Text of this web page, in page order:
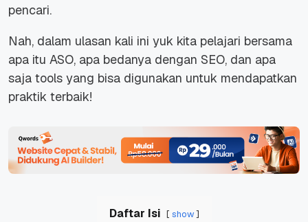
pencari.
Nah, dalam ulasan kali ini yuk kita pelajari bersama
apa itu ASO, apa bedanya dengan SEO, dan apa
saja tools yang bisa digunakan untuk mendapatkan
praktik terbaik!
Daftar Isi show